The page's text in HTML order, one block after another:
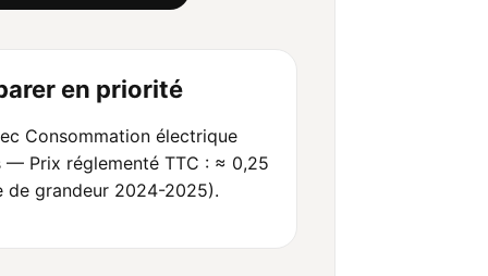
en priorité
Consommation électrique
— Prix réglementé TTC : ≈ 0,25
de grandeur 2024-2025).